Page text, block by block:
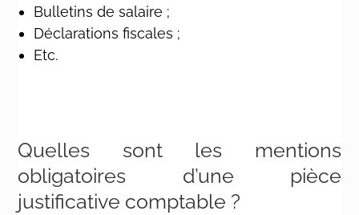
Bulletins de salaire ;
Déclarations fiscales ;
Etc.
Quelles sont les mentions
obligatoires d’une pièce
justificative comptable ?